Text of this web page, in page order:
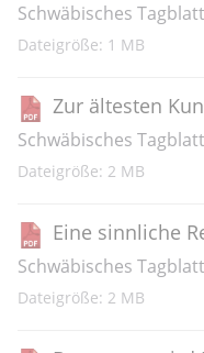
Schwäbisches
Dateigröße: 1 MB
Zur ältesten
Schwäbisches
Dateigröße: 2 MB
Eine sinnliche
Schwäbisches
Dateigröße: 2 MB